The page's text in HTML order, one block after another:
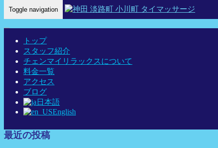
Toggle navigation
トップ
スタッフ紹介
チェンマイリラックスについて
料金一覧
アクセス
ブログ
日本語
English
Home- アイコ…
アイコ(Aiko)神田 タイマッサージ タイ古式マッサージ チェ
ンマイリラックス
最近の投稿